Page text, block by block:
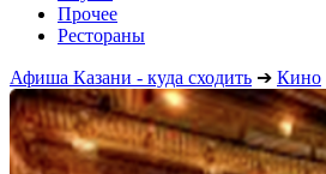
Прочее
Рестораны
Афиша Казани - куда сходить ➔ Кино